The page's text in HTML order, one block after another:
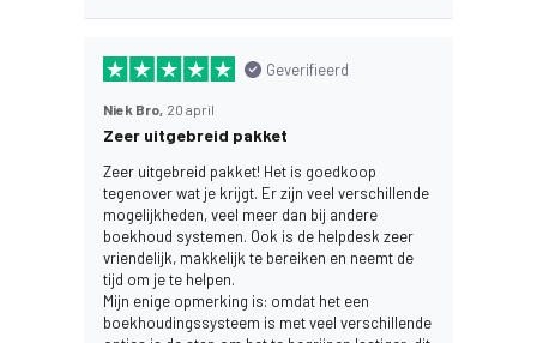
Geverifieerd
Niek Bro, 20 april
Zeer uitgebreid pakket
Zeer uitgebreid pakket! Het is goedkoop
tegenover wat je krijgt. Er zijn veel verschillende
mogelijkheden, veel meer dan bij andere
boekhoud systemen. Ook is de helpdesk zeer
vriendelijk, makkelijk te bereiken en neemt de
tijd om je te helpen.
Mijn enige opmerking is: omdat het een
boekhoudingssysteem is met veel verschillende